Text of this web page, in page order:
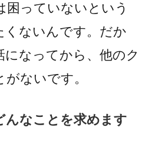
困っていないという
くないんです。だか
になってから、他のク
ないです。
なことを求めます